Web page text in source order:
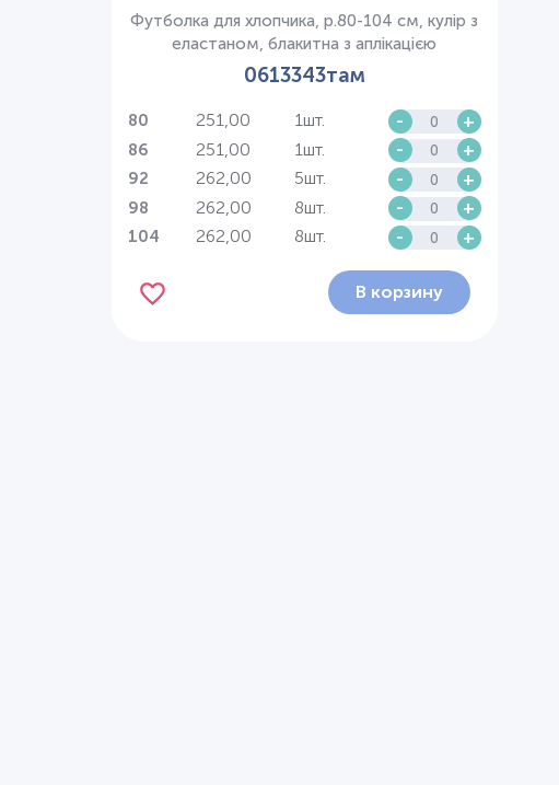
Футболка для хлопчика, р.80-104 см, кулір з
еластаном, блакитна з аплікацією
0613343там
80 251,00 1шт. - +
86 251,00 1шт. - +
92 262,00 5шт. - +
98 262,00 8шт. - +
104 262,00 8шт. - +
В корзину